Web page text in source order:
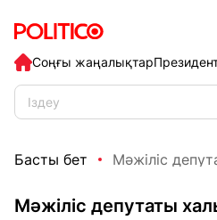
Соңғы жаңалықтар
Басты бет Мәжіліс
Мәжіліс депутаты